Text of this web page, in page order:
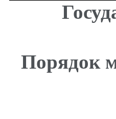
Порядок